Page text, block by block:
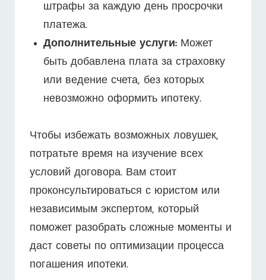
штрафы за каждую день просрочки
платежа.
Дополнительные услуги:Может
быть добавлена плата за страховку
или ведение счета, без которых
невозможно оформить ипотеку.
Чтобы избежать возможных ловушек,
потратьте время на изучение всех
условий договора. Вам стоит
проконсультироваться с юристом или
независимым экспертом, который
поможет разобрать сложные моменты и
даст советы по оптимизации процесса
погашения ипотеки.